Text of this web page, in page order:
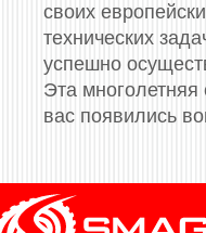
своих
технических
успешно
Эта
вас появились